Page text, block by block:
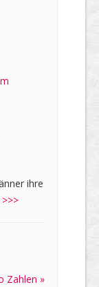
ihre
>>>
Zahlen »